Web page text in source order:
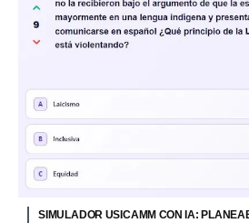
SIMULADOR USICAMM CON IA: